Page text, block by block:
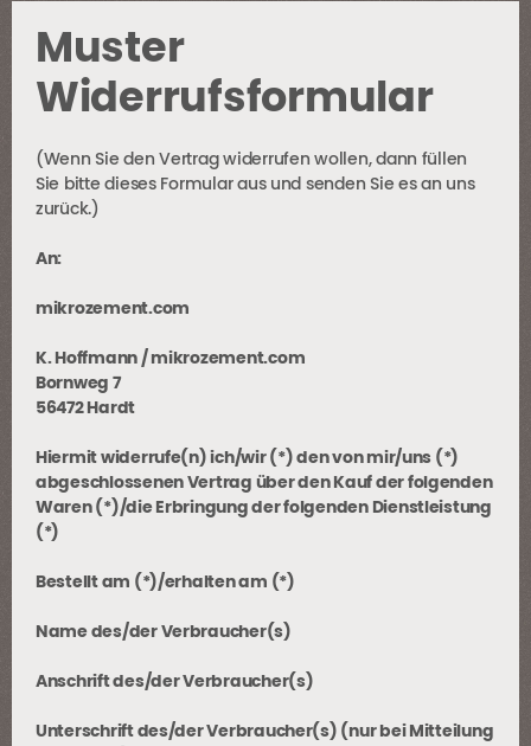
Muster
Widerrufsformular
(Wenn Sie den Vertrag widerrufen wollen, dann füllen
Sie bitte dieses Formular aus und senden Sie es an uns
zurück.)
An:
mikrozement.com
K. Hoffmann / mikrozement.com
Bornweg 7
56472 Hardt
Hiermit widerrufe(n) ich/wir (*) den von mir/uns (*)
abgeschlossenen Vertrag über den Kauf der folgenden
Waren (*)/die Erbringung der folgenden Dienstleistung
(*)
Bestellt am (*)/erhalten am (*)
Name des/der Verbraucher(s)
Anschrift des/der Verbraucher(s)
Unterschrift des/der Verbraucher(s) (nur bei Mitteilung